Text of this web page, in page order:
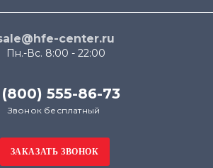
center.ru
Пн.-Вс. 8:00 - 22:00
555-86-73
Звонок бесплатный